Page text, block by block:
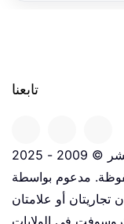
تابعنا
حقوق النشر © 2009 - 2025 www.extendoffice.com. |
أو علامتان
في الولايات